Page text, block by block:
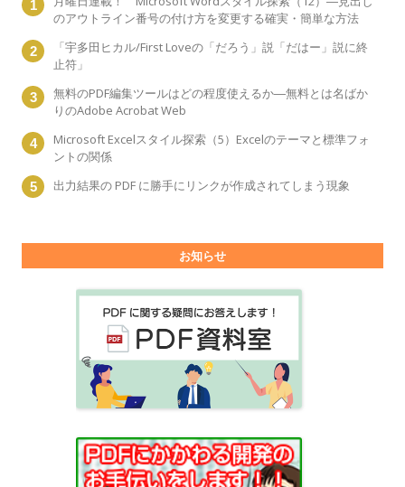
のアウトライン番号の付け方を変更する確実・簡単な方法
「宇多田ヒカル/First Loveの「だろう」説「だはー」説に終
止符」
無料のPDF編集ツールはどの程度使えるか―無料とは名ばか
りのAdobe Acrobat Web
Microsoft Excelスタイル探索（5）Excelのテーマと標準フォ
ントの関係
出力結果の PDF に勝手にリンクが作成されてしまう現象
お知らせ